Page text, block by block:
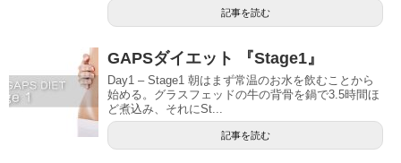
記事を読む
GAPSダイエット 『Stage1』
Day1 – Stage1 朝はまず常温のお水を飲むことから
始める。グラスフェッドの牛の背骨を鍋で3.5時間ほ
ど煮込み、それにSt...
記事を読む